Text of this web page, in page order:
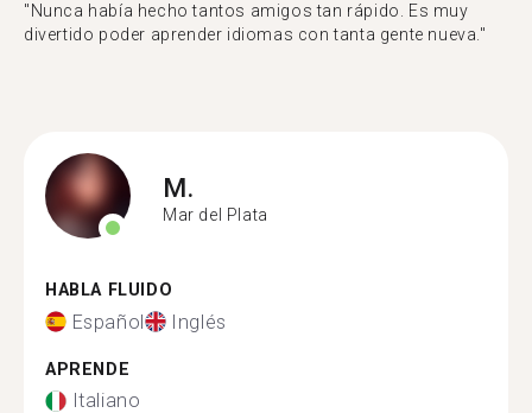
"Nunca había hecho tantos amigos tan rápido. Es muy
divertido poder aprender idiomas con tanta gente nueva."
M.
Mar del Plata
HABLA FLUIDO
Español Inglés
APRENDE
Italiano